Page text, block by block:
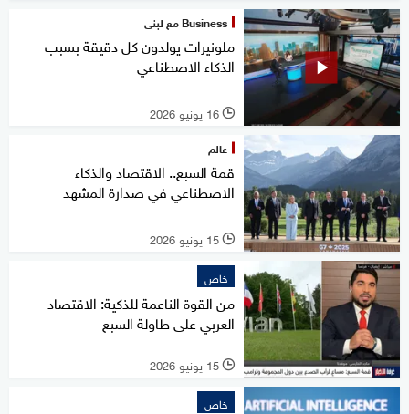
Business مع لبنى
ملونيرات يولدون كل دقيقة بسبب
الذكاء الاصطناعي
l 16 يونيو 2026
عالم
قمة السبع.. الاقتصاد والذكاء
الاصطناعي في صدارة المشهد
l 15 يونيو 2026
خاص
من القوة الناعمة للذكية: الاقتصاد
العربي على طاولة السبع
l 15 يونيو 2026
خاص